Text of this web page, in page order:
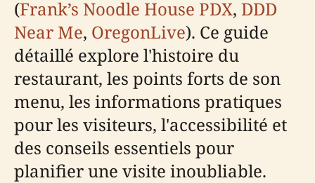
(Frank’s Noodle House PDX, DDD
Near Me, OregonLive). Ce guide
détaillé explore l'histoire du
restaurant, les points forts de son
menu, les informations pratiques
pour les visiteurs, l'accessibilité et
des conseils essentiels pour
planifier une visite inoubliable.